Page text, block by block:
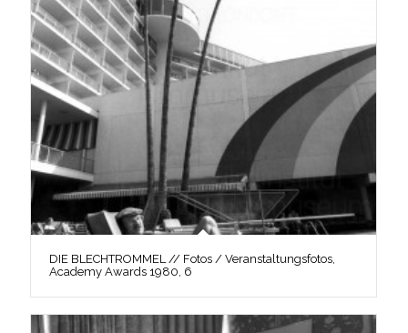
DIE BLECHTROMMEL // Fotos / Veranstaltungsfotos,
Academy Awards 1980, 6